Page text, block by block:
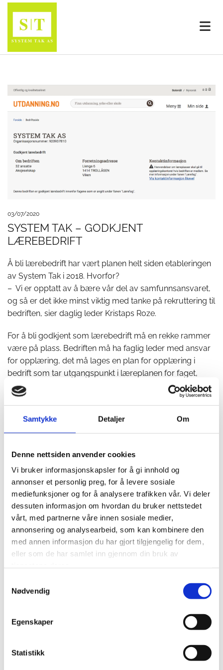
Samtykke Detaljer Om
Denne nettsiden anvender cookies
Vi bruker informasjonskapsler for å gi innhold og
annonser et personlig preg, for å levere sosiale
mediefunksjoner og for å analysere trafikken vår. Vi deler
dessuten informasjon om hvordan du bruker nettstedet
vårt, med partnerne våre innen sosiale medier,
annonsering og analysearbeid, som kan kombinere den
med annen informasjon du har gjort tilgjengelig for dem,
eller som de har samlet inn gjennom din bruk av
Nødvendig
Egenskaper
Statistikk
03/07/2020
SYSTEM TAK – GODKJENT
LÆREBEDRIFT
Å bli lærebedrift har vært planen helt siden etableringen
av System Tak i 2018. Hvorfor?
– Vi er opptatt av å bære vår del av samfunnsansvaret,
og så er det ikke minst viktig med tanke på rekruttering til
bedriften, sier daglig leder Kristaps Roze.
For å bli godkjent som lærebedrift må en rekke rammer
være på plass. Bedriften må ha faglig leder med ansvar
for opplæring, det må lages en plan for opplæring i
bedrift som tar utgangspunkt i læreplanen for faget,
bedriften må gjøre seg kjent med opplæringsloven og
sørge for å ha et system for planlegging, gjennomføring
- Og så må vi selvsagt kunne tilby et godt arbeids- og
læretiden og oppmelding til svenneprøve.
Det er tungt å rekruttere til taktekkerfaget.– Hittil har vi
vært heldige og kunnet ansette mange dyktige
taktekkere, men vi ser at det blir vanskeligere. Å etablere
oss som lærebedrift vil forhåpentligvis gjøre det enklere
for oss å få tak i kvalifisert arbeidskraft fremover.
Naturlig videreutvikling
- Vi ser på det å bli lærebedrift som en naturlig utvikling
for en bedrift i vekst. Faget utvikler seg, og det er viktig
- Vi har allerede hjulpet – og hjelper fortsatt flere av våre
eksisterende ansatte frem til fagbrev. Vi er en bedrift med